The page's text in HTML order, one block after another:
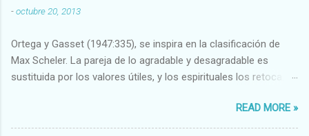
-octubre 20, 2013
Ortega y Gasset (1947:335), se inspira en la clasificación de
Max Scheler. La pareja de lo agradable y desagradable es
sustituida por los valores útiles, y los espirituales los retoca.
Abundante-Escaso,etc 2 VITALES Sano-Enfermo Selecto-
Vulgar Enérgico-Inerte Fuerte-Débil,etc. 3 ESPIRITUALES a)
READ MORE »